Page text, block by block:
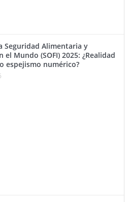
Seguridad Alimentaria y
el Mundo (SOFI) 2025: ¿Realidad
espejismo numérico?